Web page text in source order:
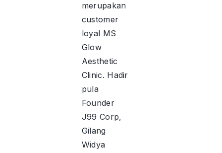
merupakan
customer
loyal MS
Glow
Aesthetic
Clinic. Hadir
pula
Founder
J99 Corp,
Gilang
Widya